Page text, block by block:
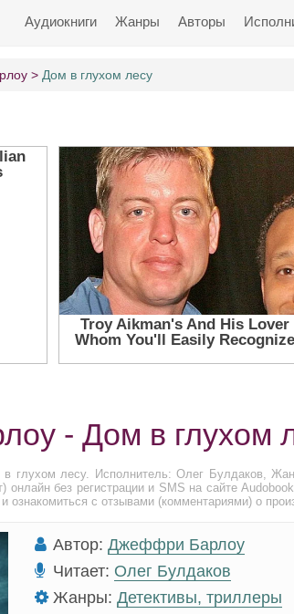
Аудиокниги Жанры Авторы
Дом в глухом лесу
- Дом в глухом
глухом лесу. Исполнитель: Олег Булдаков,
без регистрации и SMS на сайте
ознакомиться с отзывами (комментариями) о
Автор: Джеффри Барлоу
Читает: Олег Булдаков
Жанры: Детективы, триллеры